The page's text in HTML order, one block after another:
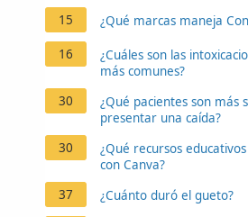
15
¿Qué marcas maneja
16
¿Cuáles son las
más comunes?
30
¿Qué pacientes son más
presentar una caída?
30
¿Qué recursos
con Canva?
37
¿Cuánto duró el gueto?